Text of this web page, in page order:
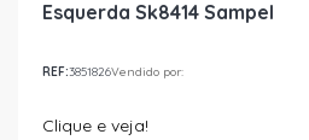
Esquerda Sk8414 Sampel
REF:3851826Vendido por:
Clique e veja!